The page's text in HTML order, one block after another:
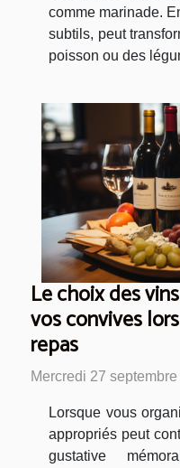
comme marinade.
subtils, peut
poisson ou des
Le choix des
vos convives
repas
Mercredi 27
Lorsque vous
appropriés peut
gustative